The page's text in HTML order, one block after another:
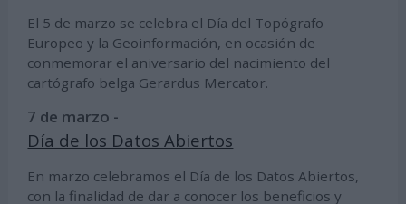
El 5 de marzo se celebra el Día del Topógrafo
Europeo y la Geoinformación, en ocasión de
conmemorar el aniversario del nacimiento del
cartógrafo belga Gerardus Mercator.
7 de marzo -
Día de los Datos Abiertos
En marzo celebramos el Día de los Datos Abiertos,
con la finalidad de dar a conocer los beneficios y